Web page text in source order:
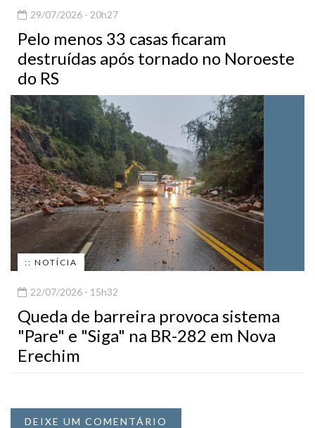
29/07/2026 - 20h27
Pelo menos 33 casas ficaram
destruídas após tornado no Noroeste
do RS
:: NOTÍCIA
22/07/2026 - 15h32
Queda de barreira provoca sistema
"Pare" e "Siga" na BR-282 em Nova
Erechim
DEIXE UM COMENTÁRIO